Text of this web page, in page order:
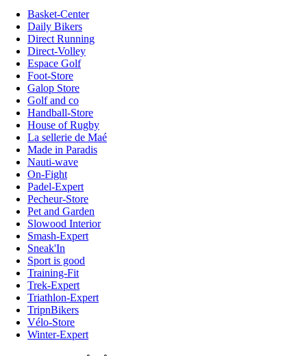
Basket-Center
Daily Bikers
Direct Running
Direct-Volley
Espace Golf
Foot-Store
Galop Store
Golf and co
Handball-Store
House of Rugby
La sellerie de Maé
Made in Paradis
Nauti-wave
On-Fight
Padel-Expert
Pecheur-Store
Pet and Garden
Slowood Interior
Smash-Expert
Sneak'In
Sport is good
Training-Fit
Trek-Expert
Triathlon-Expert
TripnBikers
Vélo-Store
Winter-Expert